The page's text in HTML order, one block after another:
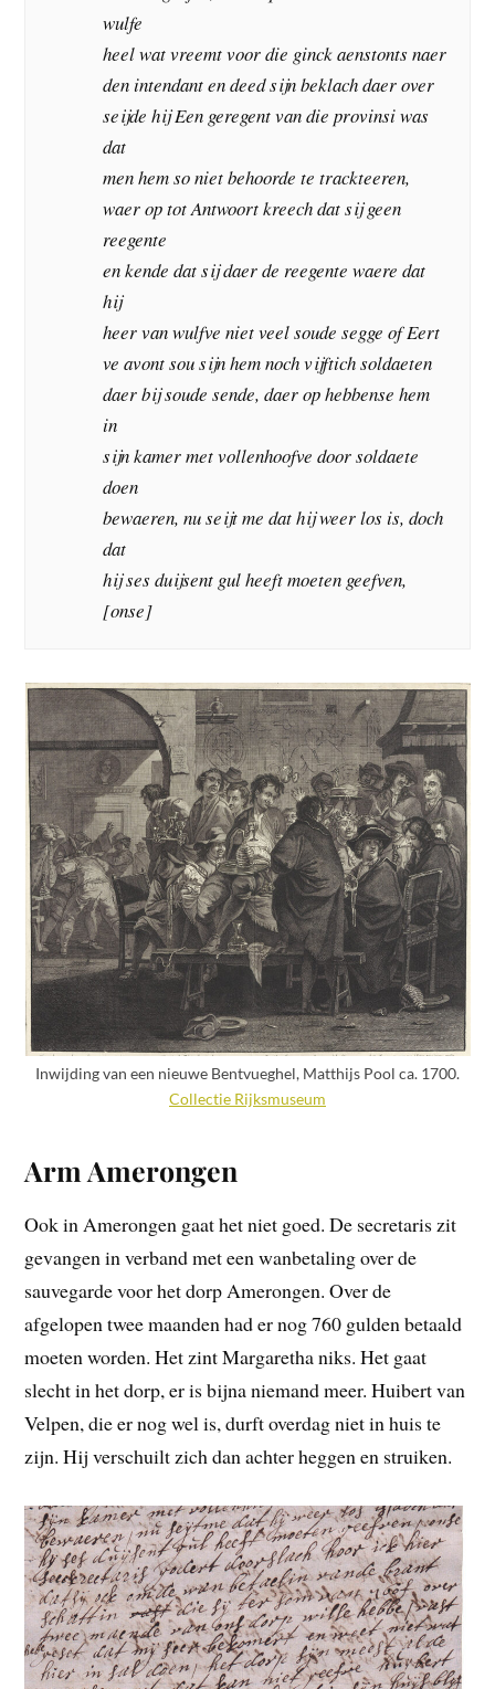
wulfe
heel wat vreemt voor die ginck aenstonts naer
den intendant en deed sijn beklach daer over
seijde hij Een geregent van die provinsi was
dat
men hem so niet behoorde te trackteeren,
waer op tot Antwoort kreech dat sij geen
reegente
en kende dat sij daer de reegente waere dat
hij
heer van wulfve niet veel soude segge of Eert
ve avont sou sijn hem noch vijftich soldaeten
daer bij soude sende, daer op hebbense hem
in
sijn kamer met vollenhoofve door soldaete
doen
bewaeren, nu seijt me dat hij weer los is, doch
dat
hij ses duijsent gul heeft moeten geefven,
[onse]
Inwijding van een nieuwe Bentvueghel, Matthijs Pool ca. 1700.
Collectie Rijksmuseum
Arm Amerongen
Ook in Amerongen gaat het niet goed. De secretaris zit
gevangen in verband met een wanbetaling over de
sauvegarde voor het dorp Amerongen. Over de
afgelopen twee maanden had er nog 760 gulden betaald
moeten worden. Het zint Margaretha niks. Het gaat
slecht in het dorp, er is bijna niemand meer. Huibert van
Velpen, die er nog wel is, durft overdag niet in huis te
zijn. Hij verschuilt zich dan achter heggen en struiken.